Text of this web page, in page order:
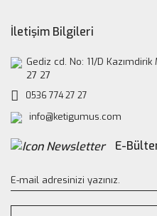
İletişim Bilgileri
Gediz cd. No: 11/D
27 27
0536 774 27 27
info@ketigumus.com
E-